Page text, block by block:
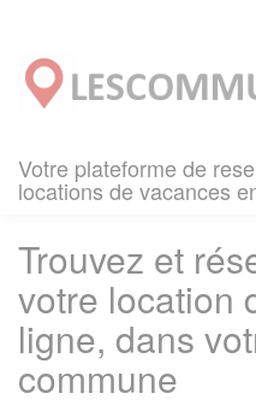
Votre plateforme de
locations de vacances
Trouvez et
votre location
ligne, dans
commune